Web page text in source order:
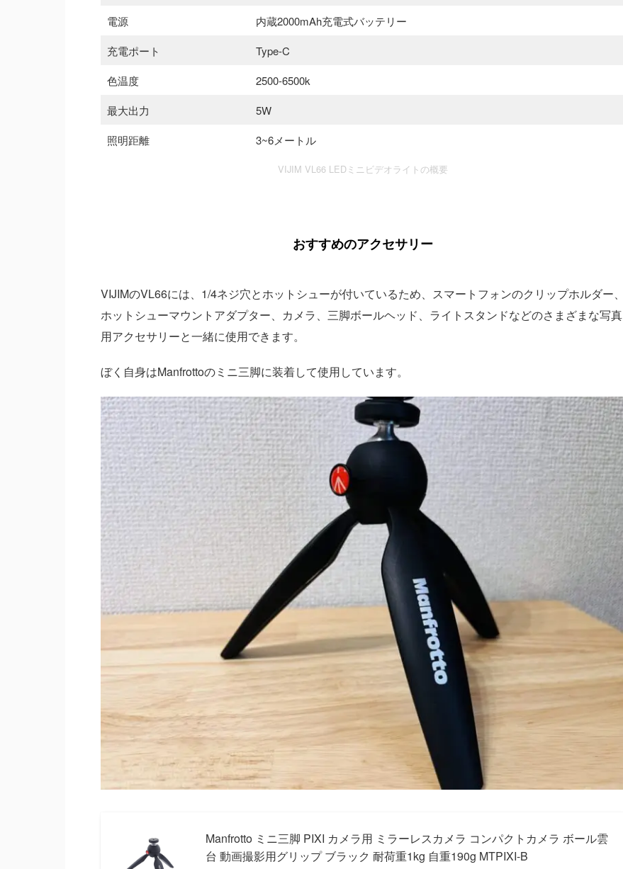
電源
内蔵2000mAh充電式バッテリー
充電ポート
Type-C
色温度
2500-6500k
最大出力
5W
照明距離
3~6メートル
VIJIM VL66 LEDミニビデオライトの概要
おすすめのアクセサリー
VIJIMのVL66には、1/4ネジ穴とホットシューが付いているため、スマートフォンのクリップホルダー、
ホットシューマウントアダプター、カメラ、三脚ボールヘッド、ライトスタンドなどのさまざまな写真
用アクセサリーと一緒に使用できます。
ぼく自身はManfrottoのミニ三脚に装着して使用しています。
Manfrotto ミニ三脚 PIXI カメラ用 ミラーレスカメラ コンパクトカメラ ボール雲
台 動画撮影用グリップ ブラック 耐荷重1kg 自重190g MTPIXI-B